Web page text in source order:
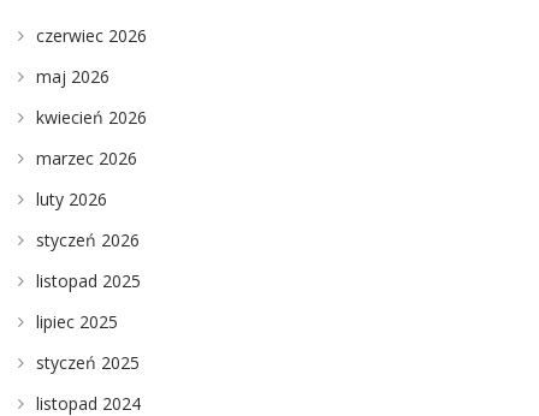
czerwiec 2026
maj 2026
kwiecień 2026
marzec 2026
luty 2026
styczeń 2026
listopad 2025
lipiec 2025
styczeń 2025
listopad 2024